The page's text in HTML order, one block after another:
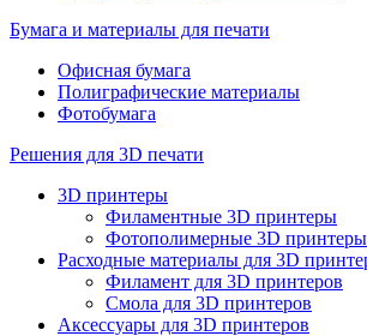
Бумага и материалы для печати
Офисная бумага
Полиграфические материалы
Фотобумага
Решения для 3D печати
3D принтеры
Филаментные 3D принтеры
Фотополимерные 3D принтеры
Расходные материалы для 3D
Филамент для 3D принтеров
Смола для 3D принтеров
Аксессуары для 3D принтеров